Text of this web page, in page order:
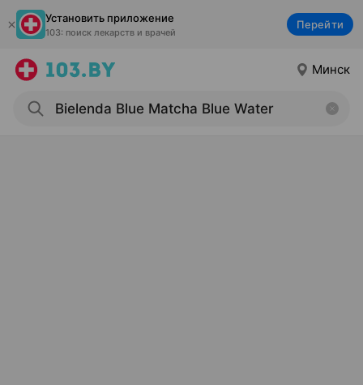
Установить приложение
103: поиск лекарств и врачей
Перейти
Минск